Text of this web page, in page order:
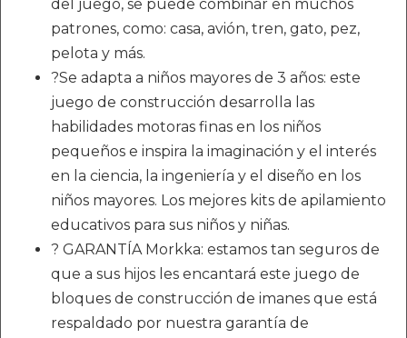
del juego, se puede combinar en muchos
patrones, como: casa, avión, tren, gato, pez,
pelota y más.
?Se adapta a niños mayores de 3 años: este
juego de construcción desarrolla las
habilidades motoras finas en los niños
pequeños e inspira la imaginación y el interés
en la ciencia, la ingeniería y el diseño en los
niños mayores. Los mejores kits de apilamiento
educativos para sus niños y niñas.
? GARANTÍA Morkka: estamos tan seguros de
que a sus hijos les encantará este juego de
bloques de construcción de imanes que está
respaldado por nuestra garantía de